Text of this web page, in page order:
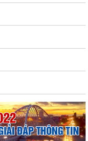
8/2026 sửa đổi, bổ sung
7/2026 của UBND thành